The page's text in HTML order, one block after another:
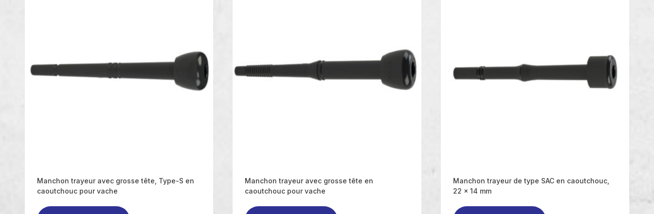
Manchon trayeur avec grosse tête, Type-S en
caoutchouc pour vache
Manchon trayeur avec grosse tête en
caoutchouc pour vache
Manchon trayeur de type SAC en caoutchouc,
22 x 14 mm